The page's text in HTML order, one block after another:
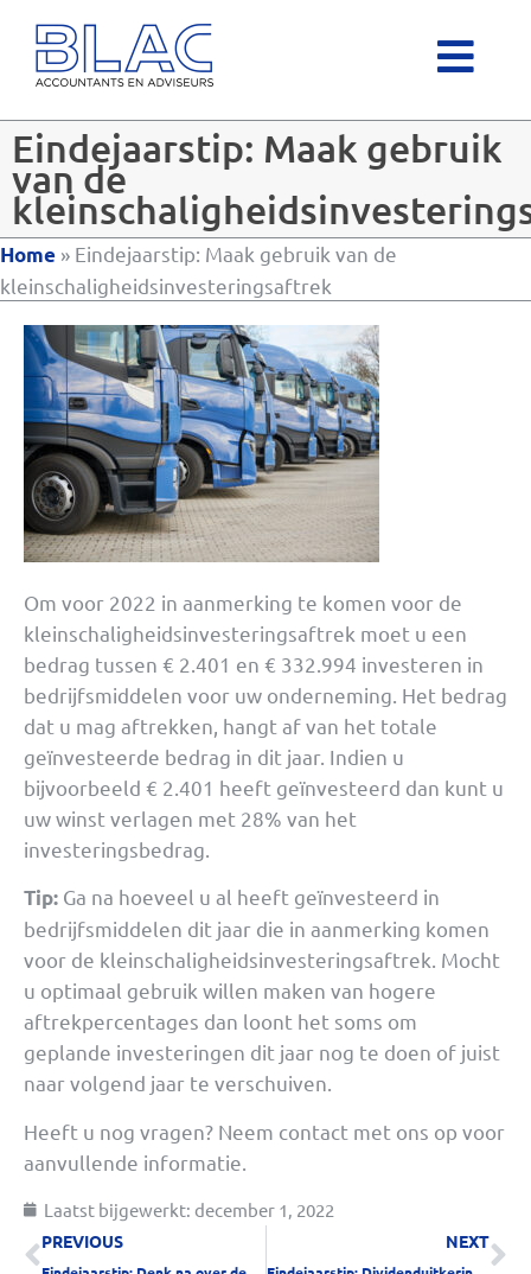
Eindejaarstip: Maak gebruik
van de
Home » Eindejaarstip: Maak gebruik van de
kleinschaligheidsinvesteringsaftrek
Om voor 2022 in aanmerking te komen voor de
kleinschaligheidsinvesteringsaftrek moet u een
bedrag tussen € 2.401 en € 332.994 investeren in
bedrijfsmiddelen voor uw onderneming. Het bedrag
dat u mag aftrekken, hangt af van het totale
geïnvesteerde bedrag in dit jaar. Indien u
bijvoorbeeld € 2.401 heeft geïnvesteerd dan kunt u
uw winst verlagen met 28% van het
investeringsbedrag.
Tip: Ga na hoeveel u al heeft geïnvesteerd in
bedrijfsmiddelen dit jaar die in aanmerking komen
voor de kleinschaligheidsinvesteringsaftrek. Mocht
u optimaal gebruik willen maken van hogere
aftrekpercentages dan loont het soms om
geplande investeringen dit jaar nog te doen of juist
naar volgend jaar te verschuiven.
Heeft u nog vragen? Neem contact met ons op voor
aanvullende informatie.
Laatst bijgewerkt: december 1, 2022
PREVIOUS NEXT